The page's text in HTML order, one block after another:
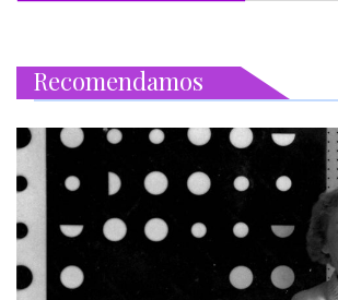
Recomendamos